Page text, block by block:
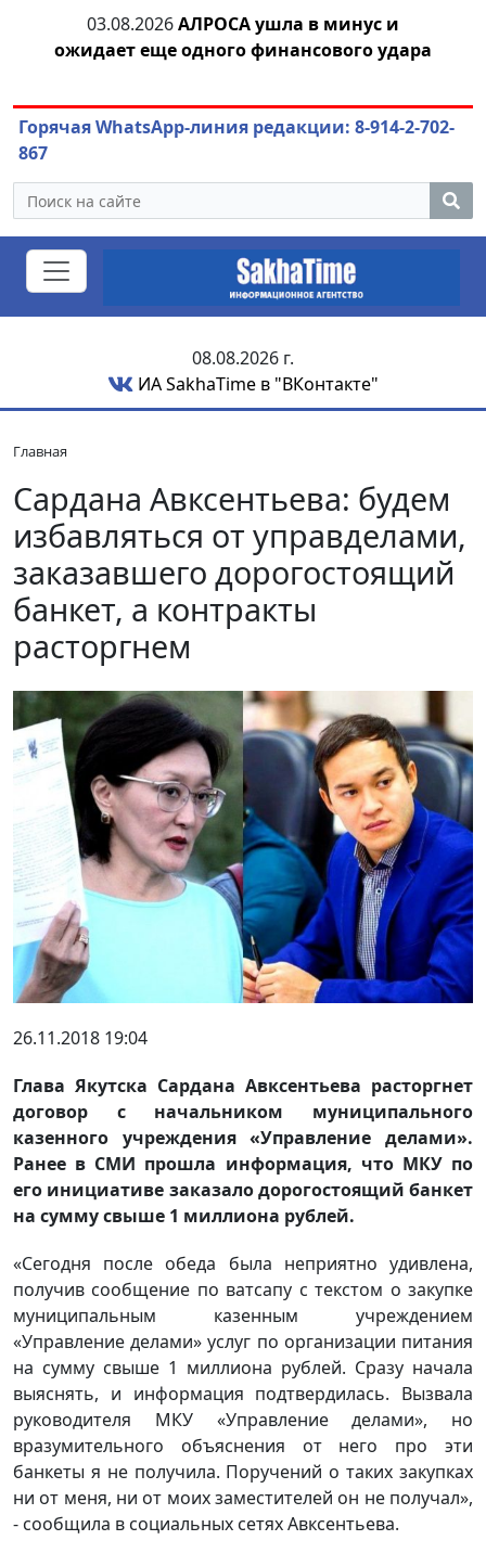
03.08.2026АЛРОСА ушла в минус и
ожидает еще одного финансового удара
Горячая WhatsApp-линия редакции: 8-914-2-702-
867
08.08.2026 г.
ИА SakhaTime в "ВКонтакте"
Главная
Сардана Авксентьева: будем
избавляться от управделами,
заказавшего дорогостоящий
банкет, а контракты
расторгнем
26.11.2018 19:04
Глава Якутска Сардана Авксентьева расторгнет
договор с начальником муниципального
казенного учреждения «Управление делами».
Ранее в СМИ прошла информация, что МКУ по
его инициативе заказало дорогостоящий банкет
на сумму свыше 1 миллиона рублей.
«Сегодня после обеда была неприятно удивлена,
получив сообщение по ватсапу с текстом о закупке
муниципальным казенным учреждением
«Управление делами» услуг по организации питания
на сумму свыше 1 миллиона рублей. Сразу начала
выяснять, и информация подтвердилась. Вызвала
руководителя МКУ «Управление делами», но
вразумительного объяснения от него про эти
банкеты я не получила. Поручений о таких закупках
ни от меня, ни от моих заместителей он не получал»,
- сообщила в социальных сетях Авксентьева.